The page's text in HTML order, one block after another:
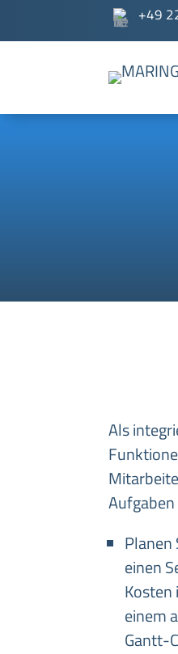
+49
Als
Aufgaben
Planen
einen
Kosten
einem
Gantt-